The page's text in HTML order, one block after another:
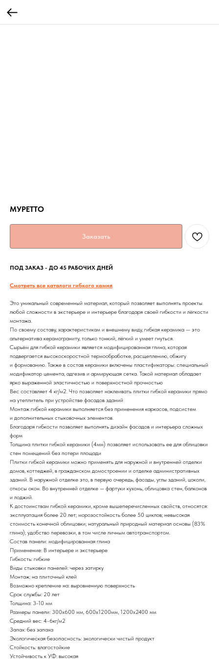
МУРЕТТО
Заказать
ПОД ЗАКАЗ - ДО 45 РАБОЧИХ ДНЕЙ
Смотреть все каталоги гибкого камня
Это уникальный современный материал, который позволяет выполнять проекты
любой сложности в экстерьере и интерьере благодаря своей гибкости и лёгкости
монтажа.
По своему составу, характеристикам и внешнему виду, гибкая керамика — это
альтернатива керамограниту, только тонкий, лёгкий и умеет гнуться.
Сырьём для гибкой керамики является модифицированная глина, которая
подвергается высокоскоростной термообработке, расщеплению, обжигу
и формованию. Также в состав керамики включены пластификаторы: специальный
модификатор цемента, адгезив и армирующая сетка. Такой материал обладает
ярко выраженной эластичностью и поверхностной прочностью
Вес составляет 4 кг/м2. Что позволяет наклеивать плитки гибкой керамики прямо
на утеплитель при устройстве фасадов зданий
Монтаж гибкой керамики выполняется без применения каркасов, подсистем
и дополнительных стыковочных элементов.
Благодаря гибкости позволяет выполнять дизайн фасадов и интерьера сложных
форм
Толщина плитки гибкой керамики (4мм) позволяет использовать ее для облицовки
стен помещений без потери площади
Плитки гибкой керамики можно применять для наружной и внутренней отделки
домов, коттеджей, в гражданском домостроении и отделке административных
зданий. В наружной отделке это, в первую очередь, фасады, углы зданий, цоколи,
откосы окон. Во внутренней отделке — фартуки кухонь, облицовка стен, балконов
и лоджий.
К достоинствам гибкой керамики, кроме вышеперечисленных свойств, относятся:
эксплуатация более 20 лет; морозостойкость более 50 циклов; невысокая
стоимость конечной облицовки; натуральный природный материал основы (83%
глина); удобство перевозки, в том числе личным автотранспортом.
Состав панели: модифицированная глина
Применение: В интерьере и экстерьере
Гибкость: гибкие
Виды стыковки панелей: через затирку
Монтаж: на плиточный клей
Возможно крепление на: выровненную поверхность
Срок службы: 20 лет
Толщина: 3-10 мм
Размеры панели: 300х600 мм, 600х1200мм, 1200х2400 мм
Средний вес: 4-6кг/м2
Запах: без запаха
Экологическая безопасность: экологически чистый продукт
Стойкость: влагостойкие
Устойчивость к УФ: высокая